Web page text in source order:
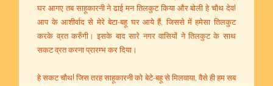
घर आगए तब साहूकारनी ने ढाई मन तिलकुट किया और बोली हे चौथ देव!
आप के आशीर्वाद से मेरे बेटा-बहू घर आये हैं, जिससे में हमेसा तिलकुट
करके व्रत करुँगी। इसके बाद सारे नगर वासियों ने तिलकुट के साथ
सकट व्रत करना प्रारम्भ कर दिया।
हे सकट चौथ! जिस तरह साहूकारनी को बेटे-बहू से मिलवाया, वैसे ही हम सब